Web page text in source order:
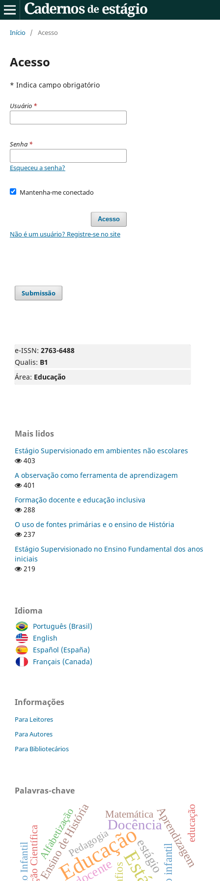
Início / Acesso
Acesso
* Indica campo obrigatório
Usuário *
Senha *
Esqueceu a senha?
Mantenha-me conectado
Acesso
Não é um usuário? Registre-se no site
Submissão
e-ISSN: 2763-6488
Qualis: B1
Área: Educação
Mais lidos
Estágio Supervisionado em ambientes não escolares
403
A observação como ferramenta de aprendizagem
401
Formação docente e educação inclusiva
288
O uso de fontes primárias e o ensino de História
237
Estágio Supervisionado no Ensino Fundamental dos anos
iniciais
219
Idioma
Português (Brasil)
English
Español (España)
Français (Canada)
Informações
Para Leitores
Para Autores
Para Bibliotecários
Palavras-chave
Educação
Docência
estágio
Ensino de História Aprendizagem
Pedagogia
Matemática
Alfabetização educação